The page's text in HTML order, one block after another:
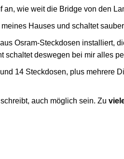
an, wie weit die Bridge von den
Hauses und schaltet
Osram-Steckdosen installiert,
schaltet deswegen bei mir alles
14 Steckdosen, plus mehrere
auch möglich sein. Zu